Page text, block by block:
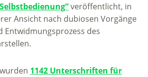
veröffentlicht, in
Ansicht nach dubiosen Vorgänge
Entwidmungsprozess des
1142 Unterschriften für